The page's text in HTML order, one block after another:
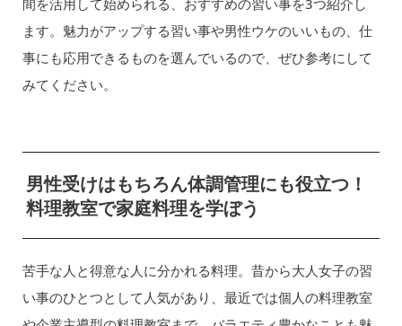
ます。魅力がアップする習い事や男性ウケのいいもの、仕
事にも応用できるものを選んでいるので、ぜひ参考にして
みてください。
男性受けはもちろん体調管理にも役立つ！
料理教室で家庭料理を学ぼう
苦手な人と得意な人に分かれる料理。昔から大人女子の習
い事のひとつとして人気があり、最近では個人の料理教室